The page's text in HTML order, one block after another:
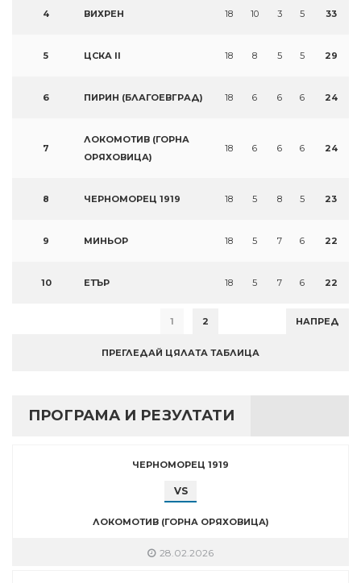
4 ВИХРЕН 18 10 3 5 33
5 ЦСКА II 18 8 5 5 29
6 ПИРИН (БЛАГОЕВГРАД) 18 6 6 6 24
7
ЛОКОМОТИВ (ГОРНА
ОРЯХОВИЦА)
18 6 6 6 24
8 ЧЕРНОМОРЕЦ 1919 18 5 8 5 23
9 МИНЬОР 18 5 7 6 22
10 ЕТЪР 18 5 7 6 22
1 2 НАПРЕД
ПРЕГЛЕДАЙ ЦЯЛАТА ТАБЛИЦА
ПРОГРАМА И РЕЗУЛТАТИ
ЧЕРНОМОРЕЦ 1919
VS
ЛОКОМОТИВ (ГОРНА ОРЯХОВИЦА)
28.02.2026